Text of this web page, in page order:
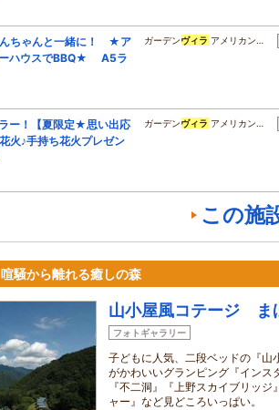
んちゃんと一緒に！ ★ア
ーハウスでBBQ★ A5ラ
ガーデンヴィラ アメリカン…
ー！【夏限定★思い出応
火♪手持ち花火プレゼン
ガーデンヴィラ アメリカン…
この施
騒から離れる癒しの森
山小屋風コテージ ま
フォトギャラリー
子どもに人気、二段ベッドの『山
がかわいいグランピング『インス
『不二洞』『上野スカイブリッ
ャー』など見どころいっぱい。